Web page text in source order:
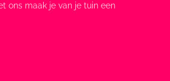
ons maak je van je tuin een